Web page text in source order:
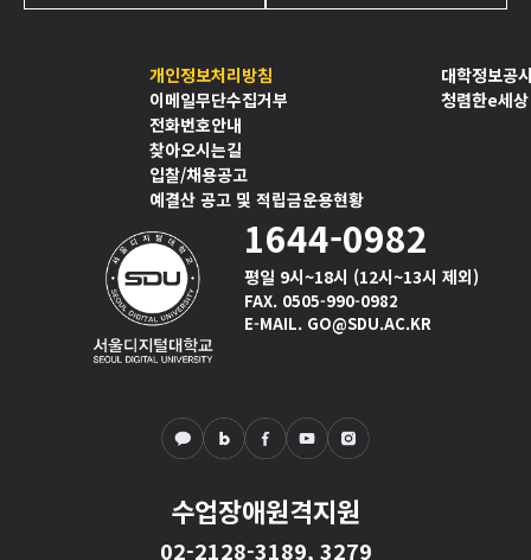
개인정보처리방침
이메일무단수집거부
전화번호안내
찾아오시는길
입찰/채용공고
예결산 공고 및 적립금운용현황
대학정보공
청렴한e세상
1644-0982
평일 9시~18시 (12시~13시 제외)
FAX. 0505-990-0982
E-MAIL. GO@SDU.AC.KR
수업장애원격지원
02-2128-3189, 3279